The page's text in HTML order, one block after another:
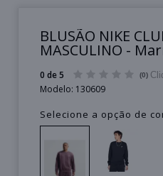
BLUSÃO NIKE
MASCULINO -
0 de 5 (0)
Modelo: 130609
Selecione a opção de